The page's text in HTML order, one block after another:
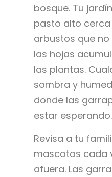
bosque. Tu
pasto alto
arbustos que
las hojas
las plantas.
sombra y
donde las
estar esperando.
Revisa a tu
mascotas cada
afuera. Las